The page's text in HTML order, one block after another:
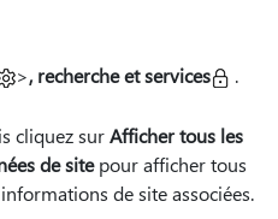
>, recherche et services .
cliquez surAfficher tous les
de sitepour afficher tous
de site associées.